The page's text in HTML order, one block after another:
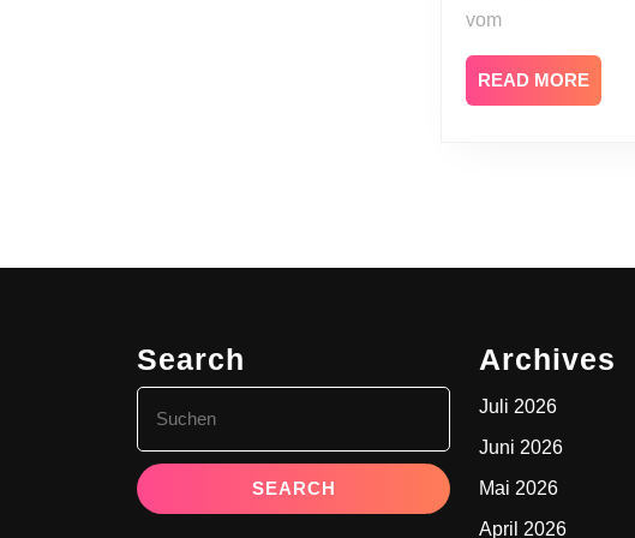
vom
READ MORE
MORE
Search
for:
Archives
Juli 2026
Juni 2026
Mai 2026
April 2026